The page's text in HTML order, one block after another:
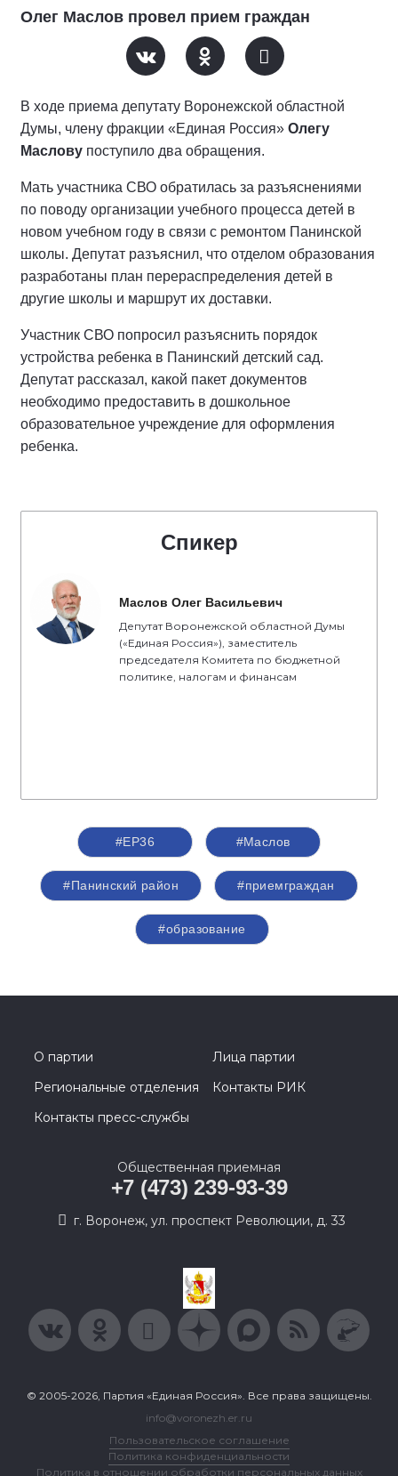
Олег Маслов провел прием граждан
В ходе приема депутату Воронежской областной
Думы, члену фракции «Единая Россия» Олегу
Маслову поступило два обращения.
Мать участника СВО обратилась за разъяснениями
по поводу организации учебного процесса детей в
новом учебном году в связи с ремонтом Панинской
школы. Депутат разъяснил, что отделом образования
разработаны план перераспределения детей в
другие школы и маршрут их доставки.
Участник СВО попросил разъяснить порядок
устройства ребенка в Панинский детский сад.
Депутат рассказал, какой пакет документов
необходимо предоставить в дошкольное
образовательное учреждение для оформления
ребенка.
Спикер
Маслов Олег Васильевич
Депутат Воронежской областной Думы
(«Единая Россия»), заместитель
председателя Комитета по бюджетной
политике, налогам и финансам
#ЕР36 #Маслов
#Панинский район #приемграждан
#образование
О партии
Лица партии
Региональные отделения
Контакты РИК
Контакты пресс-службы
Общественная приемная
+7 (473) 239-93-39
г. Воронеж, ул. проспект Революции, д. 33
© 2005-2026, Партия «Единая Россия». Все права защищены.
info@voronezh.er.ru
Пользовательское соглашение
Политика конфиденциальности
Политика в отношении обработки персональных данных